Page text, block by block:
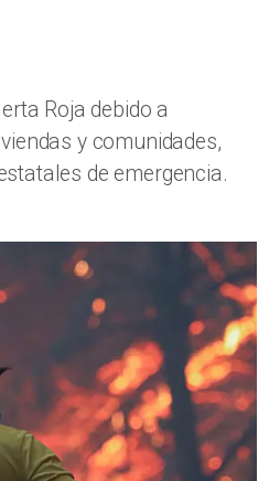
Roja debido a
y comunidades,
de emergencia.